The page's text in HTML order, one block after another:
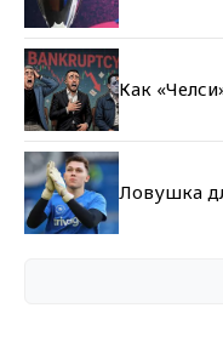
Как
Ловушка